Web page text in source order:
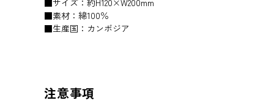
■素材：綿100％
■生産国：カンボジア
注意事項